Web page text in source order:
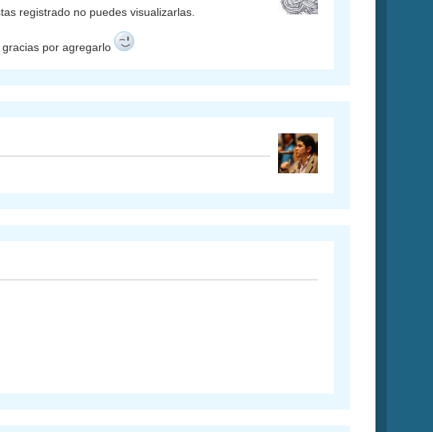
registrado no puedes visualizarlas.
por agregarlo